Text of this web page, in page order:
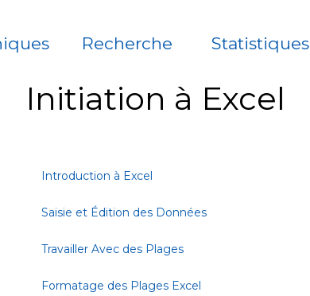
Recherche Statistiques
Initiation à Excel
Introduction à Excel
Saisie et Édition des Données
Travailler Avec des Plages
Formatage des Plages Excel